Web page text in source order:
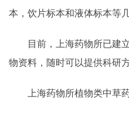
本，饮片标本和液体标本等
目前，上海药物所已建
物资料，随时可以提供科研
上海药物所植物类中草